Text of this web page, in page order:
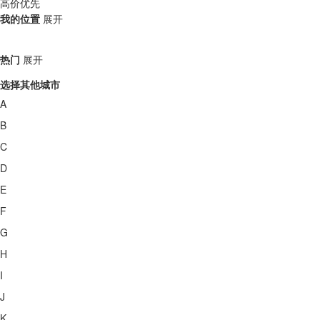
我的位置 展开
热门 展开
选择其他城市
A
B
C
D
E
F
G
H
I
J